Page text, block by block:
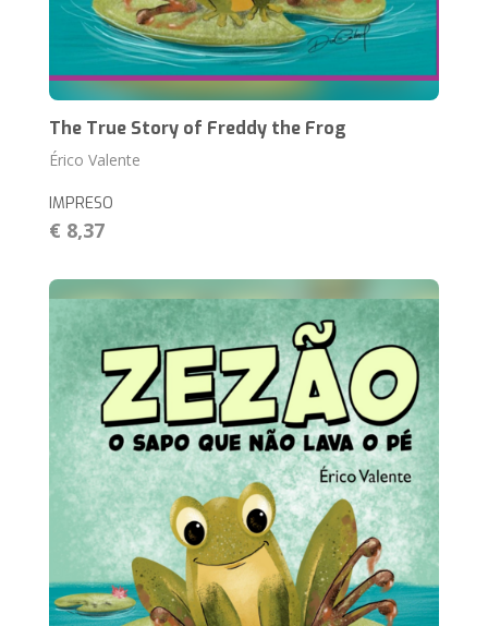
The True Story of Freddy the Frog
Érico Valente
IMPRESO
€ 8,37